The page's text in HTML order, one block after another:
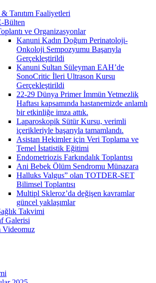
Tanıtım Faaliyetleri
Bülten
ve Organizasyonlar
Kanuni Kadın Doğum Perinatoloji-
Onkoloji Sempozyumu Başarıyla
Gerçekleştirildi
Kanuni Sultan Süleyman EAH’de
SonoCritic İleri Ultrason Kursu
Gerçekleştirildi
22-29 Dünya Primer İmmün Yetmezlik
Haftası kapsamında hastanemizde anlamlı
bir etkinliğe imza attık.
Laparoskopik Sütür Kursu, verimli
içerikleriyle başarıyla tamamlandı.
Asistan Hekimler için Veri Toplama ve
Temel İstatistik Eğitimi
Endometriozis Farkındalık Toplantısı
Ani Bebek Ölüm Sendromu Münazara
Halluks Valgus” olan TOTDER-SET
Bilimsel Toplantısı
Multipl Skleroz’da değişen kavramlar
güncel yaklaşımlar
Takvimi
Galerisi
Videomuz